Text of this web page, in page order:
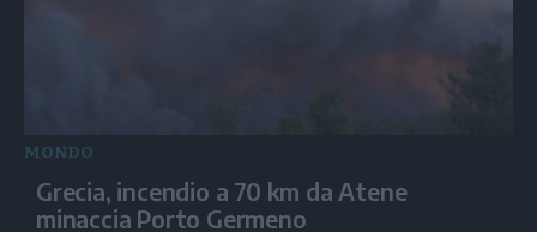
MONDO
Grecia, incendio a 70 km da Atene
minaccia Porto Germeno